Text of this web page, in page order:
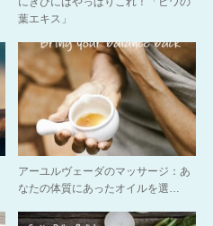
葉エキス」
アーユルヴェーダのマッサージ：あ
なたの体質にあったオイルを選…